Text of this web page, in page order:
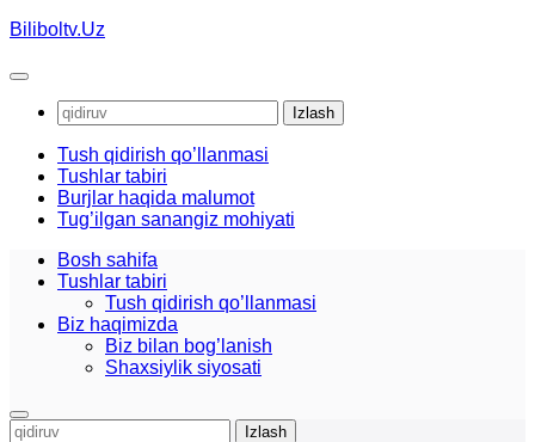
Skip
content
Biliboltv.Uz
Qidirshish:
Tush qidirish qo’llanmasi
Tushlar tabiri
Burjlar haqida malumot
Tug’ilgan sanangiz mohiyati
Bosh sahifa
Tushlar tabiri
Tush qidirish qo’llanmasi
Biz haqimizda
Biz bilan bog’lanish
Shaxsiylik siyosati
Qidirshish: